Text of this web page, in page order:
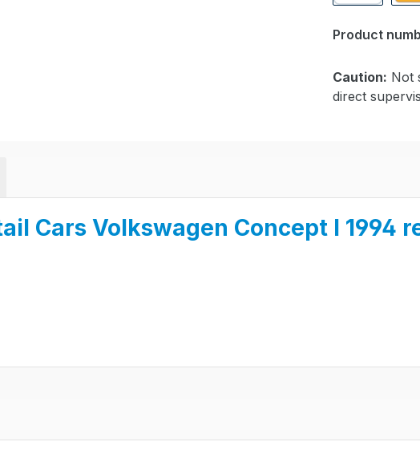
Product
Caution: Not
direct
Cars Volkswagen Concept I 1994